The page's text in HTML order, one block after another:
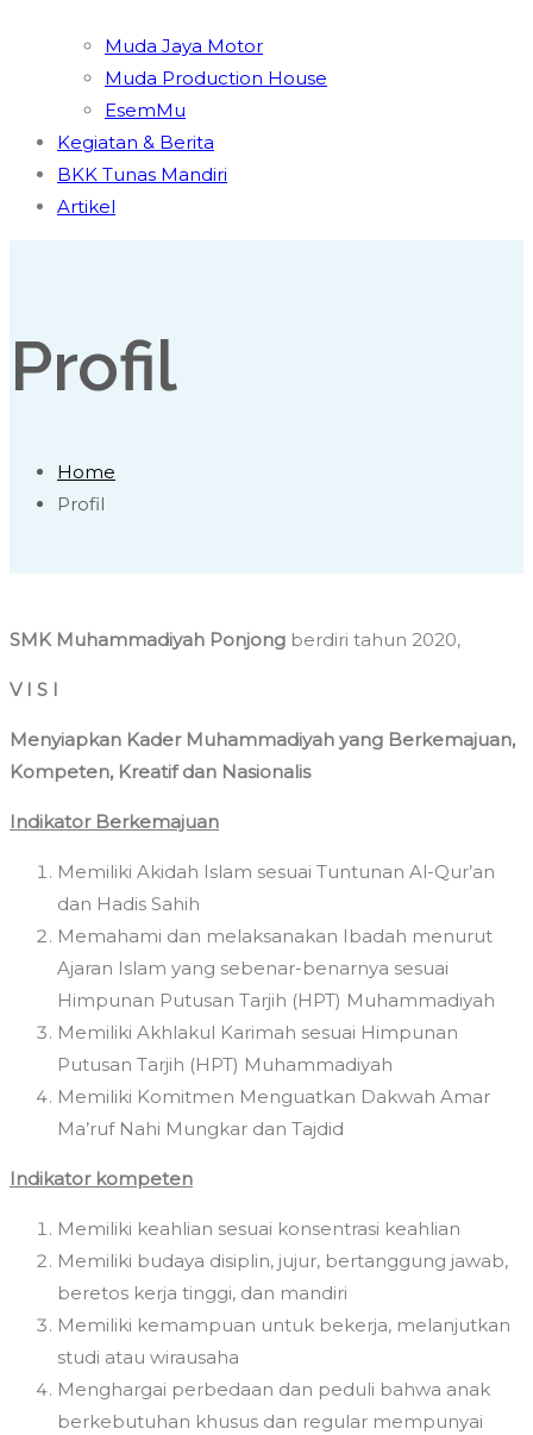
Muda Jaya Motor
Muda Production House
EsemMu
Kegiatan & Berita
BKK Tunas Mandiri
Artikel
Profil
Home
Profil
SMK Muhammadiyah Ponjong berdiri tahun 2020,
V I S I
Menyiapkan Kader Muhammadiyah yang Berkemajuan,
Kompeten, Kreatif dan Nasionalis
Indikator Berkemajuan
Memiliki Akidah Islam sesuai Tuntunan Al-Qur’an
dan Hadis Sahih
Memahami dan melaksanakan Ibadah menurut
Ajaran Islam yang sebenar-benarnya sesuai
Himpunan Putusan Tarjih (HPT) Muhammadiyah
Memiliki Akhlakul Karimah sesuai Himpunan
Putusan Tarjih (HPT) Muhammadiyah
Memiliki Komitmen Menguatkan Dakwah Amar
Ma’ruf Nahi Mungkar dan Tajdid
Indikator kompeten
Memiliki keahlian sesuai konsentrasi keahlian
Memiliki budaya disiplin, jujur, bertanggung jawab,
beretos kerja tinggi, dan mandiri
Memiliki kemampuan untuk bekerja, melanjutkan
studi atau wirausaha
Menghargai perbedaan dan peduli bahwa anak
berkebutuhan khusus dan regular mempunyai